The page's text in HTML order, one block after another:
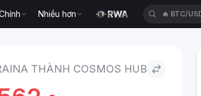
Nhiều hơn 🔥 BTC/
🔥 XRP/
THÀNH COSMOS HUB